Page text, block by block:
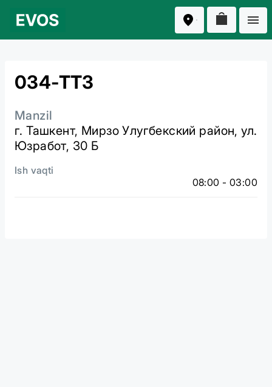
034-ТТЗ
Manzil
г. Ташкент, Мирзо Улугбекский район, ул.
Юзработ, 30 Б
Ish vaqti
08:00 - 03:00